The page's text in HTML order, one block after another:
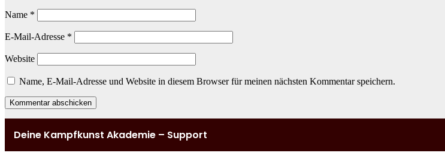
Name *
E-Mail-Adresse *
Website
Name, E-Mail-Adresse und Website in diesem Browser für meinen nächsten Kommentar speichern.